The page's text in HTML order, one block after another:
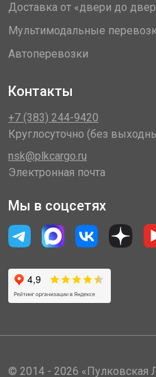
Доставка от «двери до
Мультимодальные
Автоперевозки
Контакты
+7 (383) 244-9420
Круглосуточно (без
nsk@plkcargo.ru
Электронная почта
Мы в соцсетях
© 2014 - 2026 «Пулковская